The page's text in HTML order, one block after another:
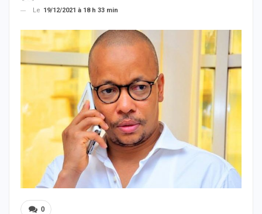
Le 19/12/2021 à 18 h 33 min
0